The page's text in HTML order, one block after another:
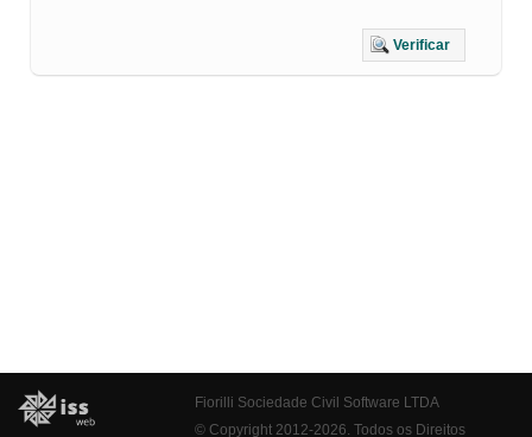
Verificar
Fiorilli Sociedade Civil Software LTDA
© Copyright 2012-2026. Todos os Direitos